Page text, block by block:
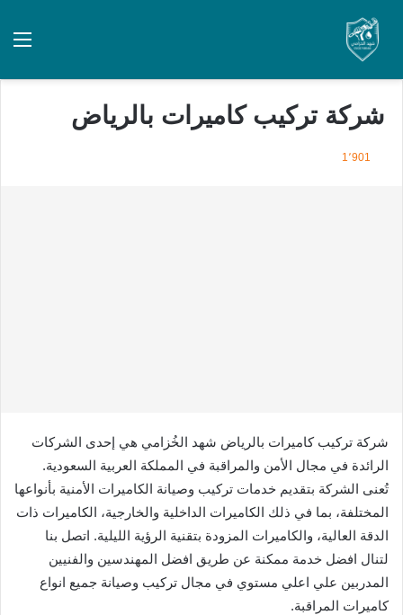
شركة تركيب كاميرات بالرياض
1٬901
شركة تركيب كاميرات بالرياض شهد الخُزامي هي إحدى الشركات
الرائدة في مجال الأمن والمراقبة في المملكة العربية السعودية.
تُعنى الشركة بتقديم خدمات تركيب وصيانة الكاميرات الأمنية بأنواعها
المختلفة، بما في ذلك الكاميرات الداخلية والخارجية، الكاميرات ذات
الدقة العالية، والكاميرات المزودة بتقنية الرؤية الليلية. اتصل بنا
لتنال افضل خدمة ممكنة عن طريق افضل المهندسين والفنيين
المدربين علي اعلي مستوي في مجال تركيب وصيانة جميع انواع
كاميرات المراقبة.